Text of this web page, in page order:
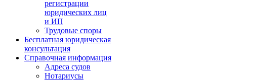
регистрации
юридических лиц
и ИП
Трудовые споры
Бесплатная юридическая
консультация
Справочная информация
Адреса судов
Нотариусы